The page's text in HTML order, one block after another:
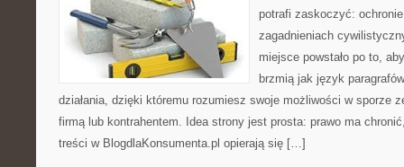
potrafi zaskoczyć:
zagadnieniach
miejsce powstało po to,
brzmią jak język
działania, dzięki któremu rozumiesz swoje możliwości w sporze
firmą lub kontrahentem. Idea strony jest prosta: prawo ma
treści w BlogdlaKonsumenta.pl opierają się […]